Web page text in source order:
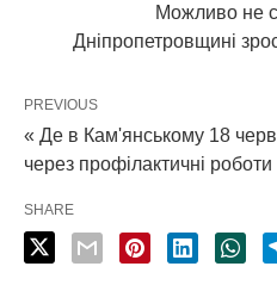
Можливо не
Дніпропетровщині
PREVIOUS
« Де в Кам'янському 18
через профілактичні роботи
SHARE